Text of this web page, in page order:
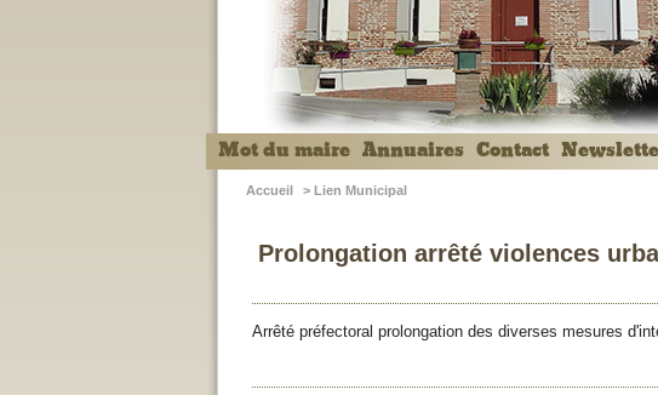
Mot du maire Annuaires Contact
Accueil > Lien Municipal
Prolongation arrêté violences
Arrêté préfectoral prolongation des diverses mesures